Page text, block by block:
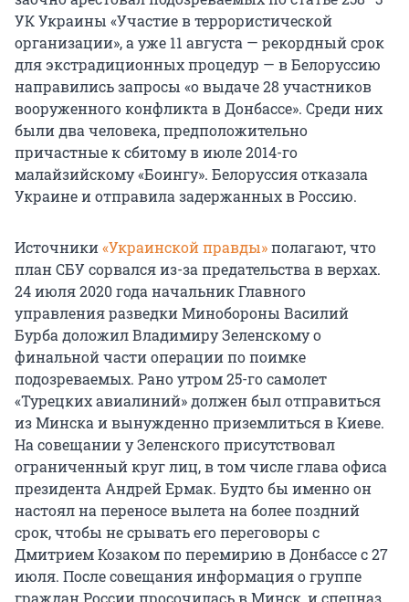
УК Украины «Участие в террористической
организации», а уже 11 августа — рекордный срок
для экстрадиционных процедур — в Белоруссию
направились запросы «о выдаче 28 участников
вооруженного конфликта в Донбассе». Среди них
были два человека, предположительно
причастные к сбитому в июле 2014-го
малайзийскому «Боингу». Белоруссия отказала
Украине и отправила задержанных в Россию.
Источники«Украинской правды»полагают, что
план СБУ сорвался из-за предательства в верхах.
24 июля 2020 года начальник Главного
управления разведки Минобороны Василий
Бурба доложил Владимиру Зеленскому о
финальной части операции по поимке
подозреваемых. Рано утром 25-го самолет
«Турецких авиалиний» должен был отправиться
из Минска и вынужденно приземлиться в Киеве.
На совещании у Зеленского присутствовал
ограниченный круг лиц, в том числе глава офиса
президента Андрей Ермак. Будто бы именно он
настоял на переносе вылета на более поздний
срок, чтобы не срывать его переговоры с
Дмитрием Козаком по перемирию в Донбассе с 27
июля. После совещания информация о группе
граждан России просочилась в Минск, и спецназ